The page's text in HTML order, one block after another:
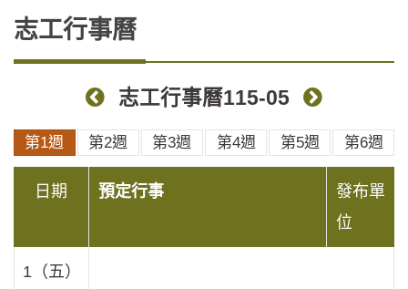
志工行事曆
上個月
志工行事曆115-05 下個月
第1週 第2週 第3週 第4週 第5週 第6週
日期 預定行事
發布單
位
1（五）